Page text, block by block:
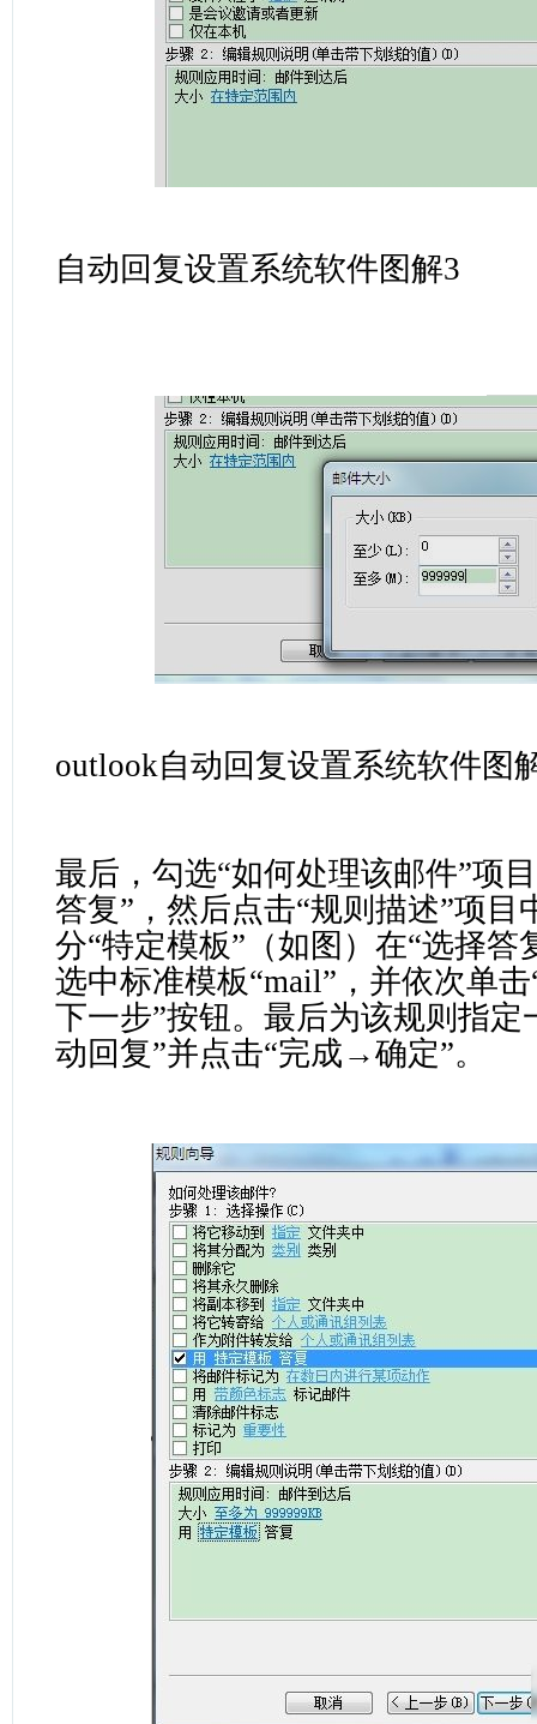
自动回复设置系统软件图解3
outlook自动回复设置系统软件图
最后，勾选“如何处理该邮件”项
答复”，然后点击“规则描述”项目
分“特定模板”（如图）在“选择答
选中标准模板“mail”，并依次单
下一步”按钮。最后为该规则指定
动回复”并点击“完成→确定”。